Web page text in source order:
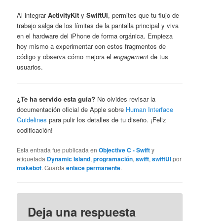
Al integrarActivityKit ySwiftUI, permites que tu flujo de
trabajo salga de los límites de la pantalla principal y viva
en el hardware del iPhone de forma orgánica. Empieza
hoy mismo a experimentar con estos fragmentos de
código y observa cómo mejora elengagement de tus
usuarios.
¿Te ha servido esta guía? No olvides revisar la
documentación oficial de Apple sobre Human Interface
Guidelines para pulir los detalles de tu diseño. ¡Feliz
codificación!
Esta entrada fue publicada enObjective C - Swifty
etiquetada Dynamic Island,programación,swift,swiftUIpor
makebot. Guardaenlace permanente.
Deja una respuesta